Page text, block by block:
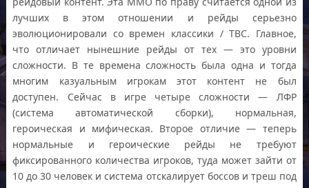
лучших в этом отношении и рейды серьезно
эволюционировали со времен классики / TBC. Главное,
что отличает нынешние рейды от тех — это уровни
сложности. В те времена сложность была одна и тогда
многим казуальным игрокам этот контент не был
доступен. Сейчас в игре четыре сложности — ЛФР
(система автоматической сборки), нормальная,
героическая и мифическая. Второе отличие — теперь
нормальные и героические рейды не требуют
фиксированного количества игроков, туда может зайти от
10 до 30 человек и система отскалирует боссов и треш под